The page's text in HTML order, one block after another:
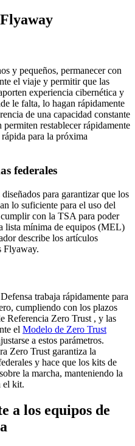
y pequeños, permanecer con
el viaje y permitir que las
experiencia cibernética y
le falta, lo hagan rápidamente
de una capacidad constante
restablecer rápidamente
rápida para la próxima
federales
para garantizar que los
lo suficiente para el uso del
con la TSA para poder
lista mínima de equipos (MEL)
describe los artículos
Flyaway.
trabaja rápidamente para
cumpliendo con los plazos
Referencia Zero Trust , y las
el Modelo de Zero Trust
a estos parámetros.
Zero Trust garantiza la
y hace que los kits de
la marcha, manteniendo la
el kit.
a los equipos de